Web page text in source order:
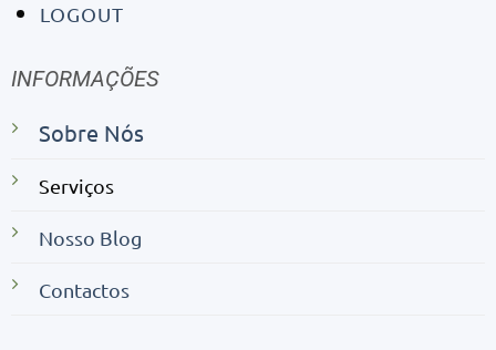
LOGOUT
INFORMAÇÕES
Sobre Nós
Serviços
Nosso Blog
Contactos